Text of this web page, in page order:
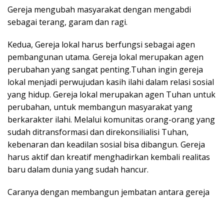
Gereja mengubah masyarakat dengan mengabdi
sebagai terang, garam dan ragi.
Kedua, Gereja lokal harus berfungsi sebagai agen
pembangunan utama. Gereja lokal merupakan agen
perubahan yang sangat penting.Tuhan ingin gereja
lokal menjadi perwujudan kasih ilahi dalam relasi sosial
yang hidup. Gereja lokal merupakan agen Tuhan untuk
perubahan, untuk membangun masyarakat yang
berkarakter ilahi. Melalui komunitas orang-orang yang
sudah ditransformasi dan direkonsilialisi Tuhan,
kebenaran dan keadilan sosial bisa dibangun. Gereja
harus aktif dan kreatif menghadirkan kembali realitas
baru dalam dunia yang sudah hancur.
Caranya dengan membangun jembatan antara gereja